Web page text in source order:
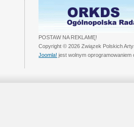
POSTAW NA REKLAMĘ!
Copyright © 2026 Związek Polskich
Joomla! jest wolnym